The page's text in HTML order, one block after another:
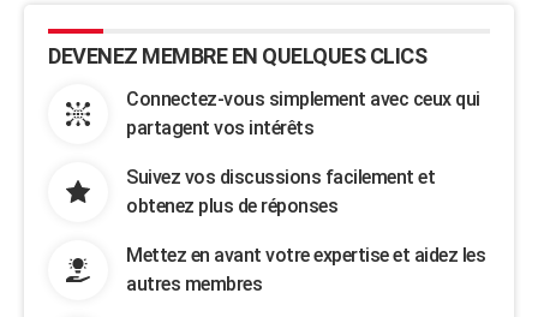
DEVENEZ MEMBRE EN QUELQUES CLICS
Connectez-vous simplement avec ceux qui
partagent vos intérêts
Suivez vos discussions facilement et
obtenez plus de réponses
Mettez en avant votre expertise et aidez les
autres membres